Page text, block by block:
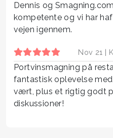
Dennis og
kompetente og vi har
vejen igennem.
Nov 21 |
Portvinsmagning på
fantastisk oplevelse
vært, plus et rigtig godt
diskussioner!